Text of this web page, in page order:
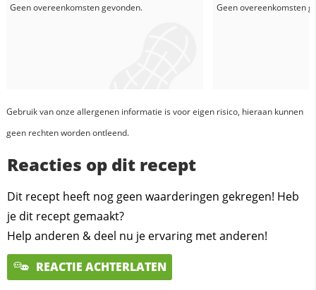
Geen overeenkomsten gevonden. Geen overeenkomsten
Gebruik van onze allergenen informatie is voor eigen risico, hieraan kunnen
geen rechten worden ontleend.
Reacties op dit recept
Dit recept heeft nog geen waarderingen gekregen! Heb
je dit recept gemaakt?
Help anderen & deel nu je ervaring met anderen!
REACTIE ACHTERLATEN